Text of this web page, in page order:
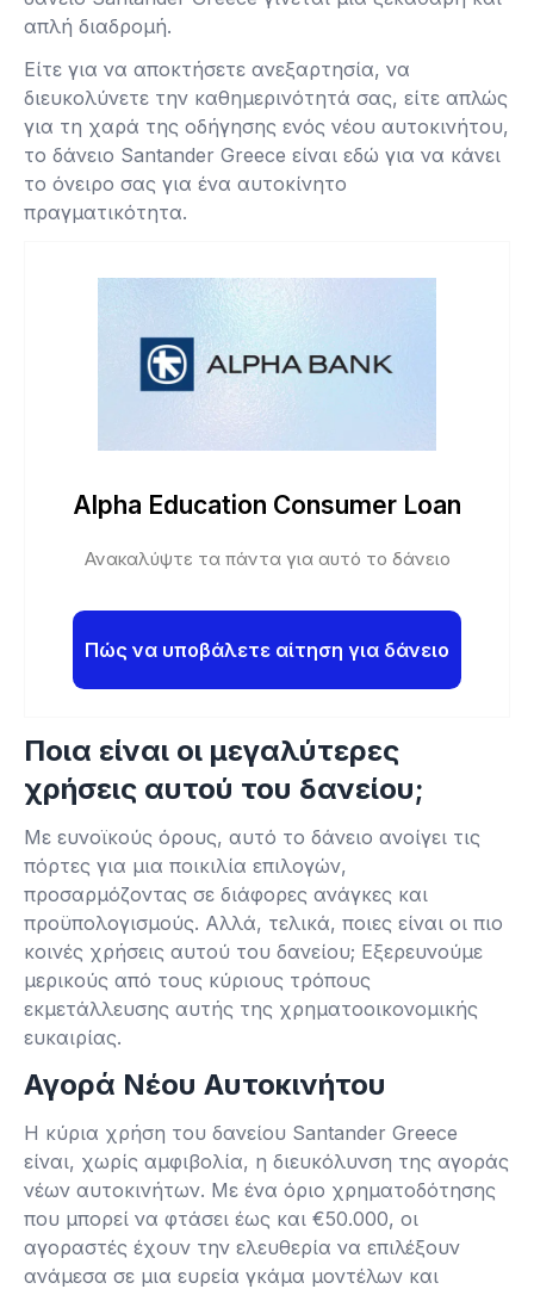
απλή διαδρομή.
Είτε για να αποκτήσετε ανεξαρτησία, να
διευκολύνετε την καθημερινότητά σας, είτε απλώς
για τη χαρά της οδήγησης ενός νέου αυτοκινήτου,
το δάνειο Santander Greece είναι εδώ για να κάνει
το όνειρο σας για ένα αυτοκίνητο
πραγματικότητα.
Alpha Education Consumer Loan
Ανακαλύψτε τα πάντα για αυτό το δάνειο
Πώς να υποβάλετε αίτηση για δάνειο
Ποια είναι οι μεγαλύτερες
χρήσεις αυτού του δανείου;
Με ευνοϊκούς όρους, αυτό το δάνειο ανοίγει τις
πόρτες για μια ποικιλία επιλογών,
προσαρμόζοντας σε διάφορες ανάγκες και
προϋπολογισμούς. Αλλά, τελικά, ποιες είναι οι πιο
κοινές χρήσεις αυτού του δανείου; Εξερευνούμε
μερικούς από τους κύριους τρόπους
εκμετάλλευσης αυτής της χρηματοοικονομικής
ευκαιρίας.
Αγορά Νέου Αυτοκινήτου
Η κύρια χρήση του δανείου Santander Greece
είναι, χωρίς αμφιβολία, η διευκόλυνση της αγοράς
νέων αυτοκινήτων. Με ένα όριο χρηματοδότησης
που μπορεί να φτάσει έως και €50.000, οι
αγοραστές έχουν την ελευθερία να επιλέξουν
ανάμεσα σε μια ευρεία γκάμα μοντέλων και